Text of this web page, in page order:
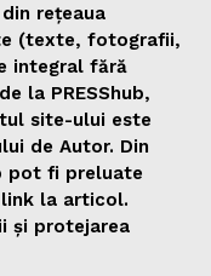
rețeaua
(texte, fotografii,
integral fără
la PRESShub,
site-ului este
de Autor. Din
pot fi preluate
la articol.
și protejarea